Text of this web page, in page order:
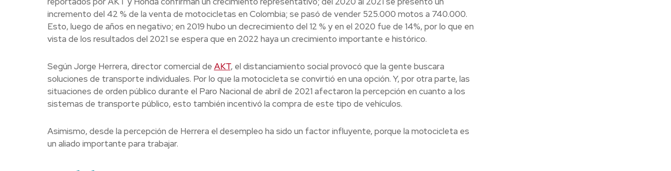
incremento del 42 % de la venta de motocicletas en Colombia; se pasó de vender 525.000 motos a 740.000.
Esto, luego de años en negativo; en 2019 hubo un decrecimiento del 12 % y en el 2020 fue de 14%, por lo que en
vista de los resultados del 2021 se espera que en 2022 haya un crecimiento importante e histórico.
Según Jorge Herrera, director comercial de AKT, el distanciamiento social provocó que la gente buscara
soluciones de transporte individuales. Por lo que la motocicleta se convirtió en una opción. Y, por otra parte, las
situaciones de orden público durante el Paro Nacional de abril de 2021 afectaron la percepción en cuanto a los
sistemas de transporte público, esto también incentivó la compra de este tipo de vehículos.
Asimismo, desde la percepción de Herrera el desempleo ha sido un factor influyente, porque la motocicleta es
un aliado importante para trabajar.